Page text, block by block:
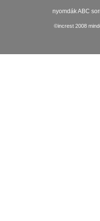
nyomdák ABC
©increst 2008